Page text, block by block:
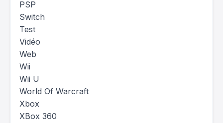
PSP
Switch
Test
Vidéo
Web
Wii
Wii U
World Of Warcraft
Xbox
XBox 360